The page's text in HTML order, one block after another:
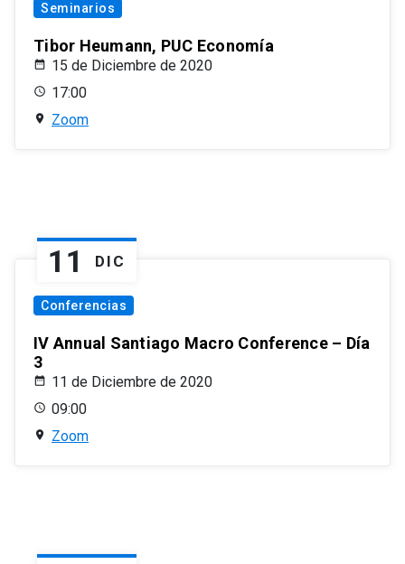
Seminarios
Tibor Heumann, PUC Economía
15 de Diciembre de 2020
17:00
Zoom
11 DIC
Conferencias
IV Annual Santiago Macro Conference – Día
3
11 de Diciembre de 2020
09:00
Zoom